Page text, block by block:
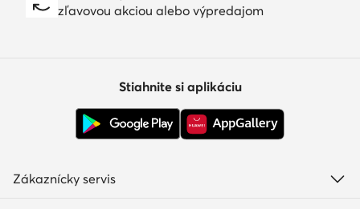
zľavovou akciou alebo výpredajom
Stiahnite si aplikáciu
Zákaznícky servis